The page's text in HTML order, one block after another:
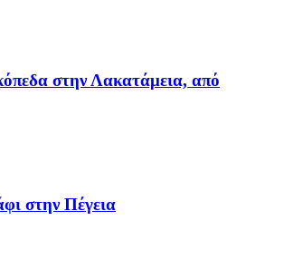
στην Λακατάμεια, από
στην Πέγεια